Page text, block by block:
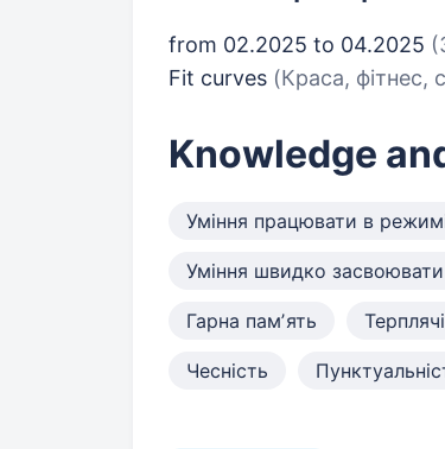
from 02.2025 to 04.2025
Fit curves (Краса, фітнес,
Knowledge
Уміння працювати в
Уміння швидко
Гарна памʼять
Чесність